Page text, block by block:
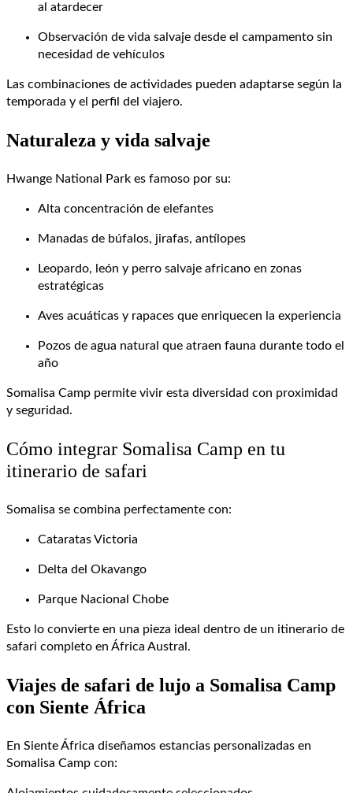
al atardecer
Observación de vida salvaje desde el campamento sin
necesidad de vehículos
Las combinaciones de actividades pueden adaptarse según la
temporada y el perfil del viajero.
Naturaleza y vida salvaje
Hwange National Park es famoso por su:
Alta concentración de elefantes
Manadas de búfalos, jirafas, antílopes
Leopardo, león y perro salvaje africano en zonas
estratégicas
Aves acuáticas y rapaces que enriquecen la experiencia
Pozos de agua natural que atraen fauna durante todo el
año
Somalisa Camp permite vivir esta diversidad con proximidad
y seguridad.
Cómo integrar Somalisa Camp en tu
itinerario de safari
Somalisa se combina perfectamente con:
Cataratas Victoria
Delta del Okavango
Parque Nacional Chobe
Esto lo convierte en una pieza ideal dentro de un itinerario de
safari completo en África Austral.
Viajes de safari de lujo a Somalisa Camp
con Siente África
En Siente África diseñamos estancias personalizadas en
Somalisa Camp con: